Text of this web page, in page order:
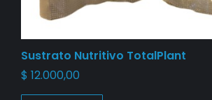
Sustrato Nutritivo TotalPlant
$ 12.000,00